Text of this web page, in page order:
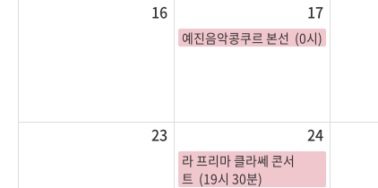
16 17
예진음악콩쿠르 본선 (0시)
23 24
라 프리마 클라쎄 콘서
트 (19시 30분)